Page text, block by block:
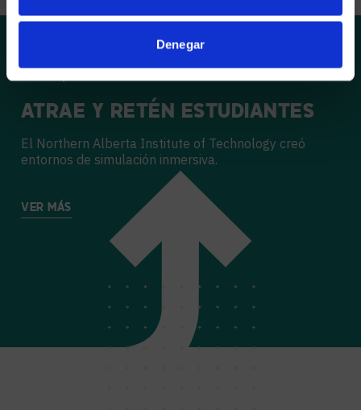
Denegar
ATRAE Y RETÉN ESTUDIANTES
El Northern Alberta Institute of Technology creó
entornos de simulación inmersiva.
VER MÁS